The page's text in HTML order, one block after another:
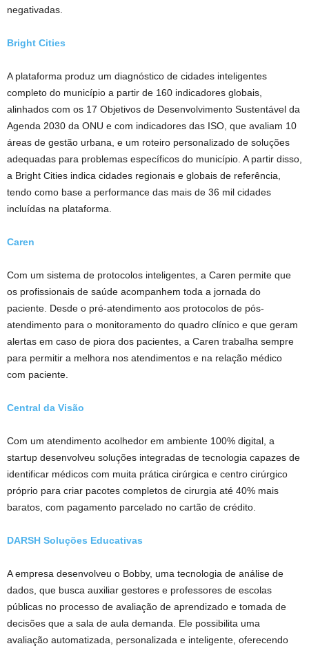
negativadas.
Bright Cities
A plataforma produz um diagnóstico de cidades inteligentes
completo do município a partir de 160 indicadores globais,
alinhados com os 17 Objetivos de Desenvolvimento Sustentável da
Agenda 2030 da ONU e com indicadores das ISO, que avaliam 10
áreas de gestão urbana, e um roteiro personalizado de soluções
adequadas para problemas específicos do município. A partir disso,
a Bright Cities indica cidades regionais e globais de referência,
tendo como base a performance das mais de 36 mil cidades
incluídas na plataforma.
Caren
Com um sistema de protocolos inteligentes, a Caren permite que
os profissionais de saúde acompanhem toda a jornada do
paciente. Desde o pré-atendimento aos protocolos de pós-
atendimento para o monitoramento do quadro clínico e que geram
alertas em caso de piora dos pacientes, a Caren trabalha sempre
para permitir a melhora nos atendimentos e na relação médico
com paciente.
Central da Visão
Com um atendimento acolhedor em ambiente 100% digital, a
startup desenvolveu soluções integradas de tecnologia capazes de
identificar médicos com muita prática cirúrgica e centro cirúrgico
próprio para criar pacotes completos de cirurgia até 40% mais
baratos, com pagamento parcelado no cartão de crédito.
DARSH Soluções Educativas
A empresa desenvolveu o Bobby, uma tecnologia de análise de
dados, que busca auxiliar gestores e professores de escolas
públicas no processo de avaliação de aprendizado e tomada de
decisões que a sala de aula demanda. Ele possibilita uma
avaliação automatizada, personalizada e inteligente, oferecendo